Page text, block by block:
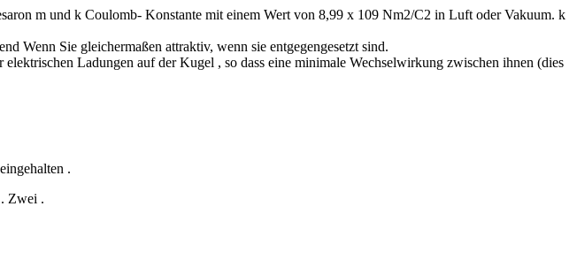
m und k Coulomb- Konstante mit einem Wert von 8,99 x 109 Nm2/C2 in Luft oder Vakuum. k
Wenn Sie gleichermaßen attraktiv, wenn sie entgegengesetzt sind.
Ladungen auf der Kugel , so dass eine minimale Wechselwirkung zwischen ihnen (dies
.
Zwei .